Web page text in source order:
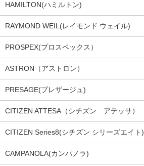
HAMILTON(ハミルトン)
RAYMOND WEIL(レイモンド ウェイル)
PROSPEX(プロスペックス）
ASTRON（アストロン）
PRESAGE(プレザージュ)
CITIZEN ATTESA（シチズン アテッサ）
CITIZEN Series8(シチズン シリーズエイト)
CAMPANOLA(カンパノラ)